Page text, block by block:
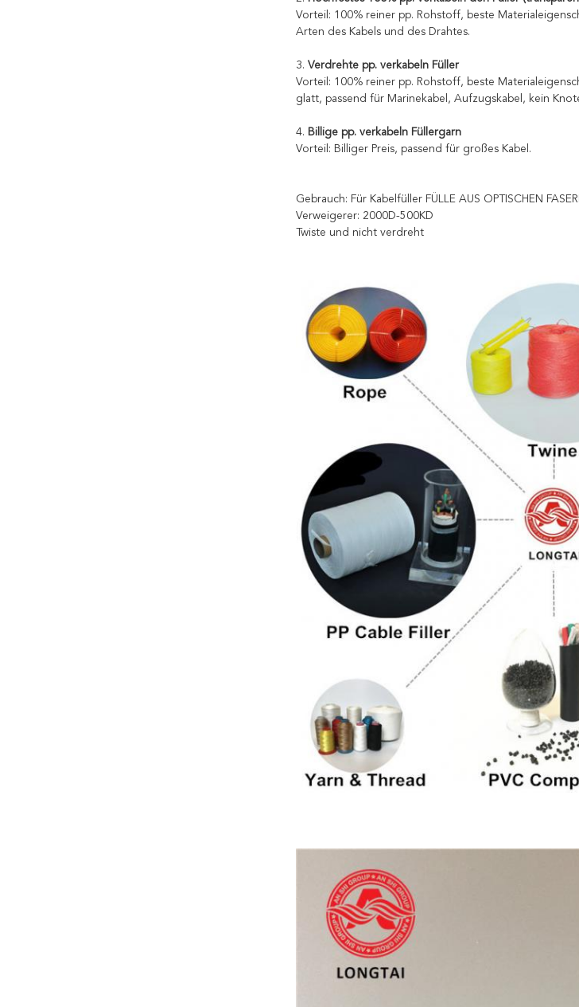
Vorteil: 100% reiner pp. Rohstoff, beste
Arten des Kabels und des Drahtes.
3. Verdrehte pp. verkabeln Füller
Vorteil: 100% reiner pp. Rohstoff, beste
glatt, passend für Marinekabel, Aufzugskabel, kein
4. Billige pp. verkabeln Füllergarn
Vorteil: Billiger Preis, passend für großes Kabel.
Gebrauch: Für Kabelfüller FÜLLE AUS OPTISCHEN
Verweigerer: 2000D-500KD
Twiste und nicht verdreht